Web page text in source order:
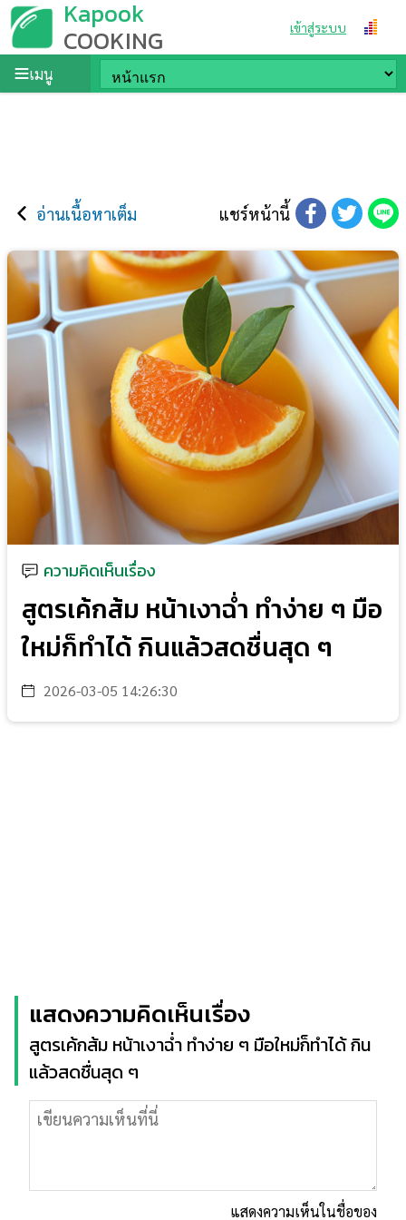
Kapook
COOKING เข้าสู่ระบบ
เมนู
อ่านเนื้อหาเต็ม แชร์หน้านี้
ความคิดเห็นเรื่อง
สูตรเค้กส้ม หน้าเงาฉ่ำ ทำง่าย ๆ มือ
ใหม่ก็ทำได้ กินแล้วสดชื่นสุด ๆ
2026-03-05 14:26:30
แสดงความคิดเห็นเรื่อง
สูตรเค้กส้ม หน้าเงาฉ่ำ ทำง่าย ๆ มือใหม่ก็ทำได้ กิน
แล้วสดชื่นสุด ๆ
แสดงความเห็นในชื่อของ